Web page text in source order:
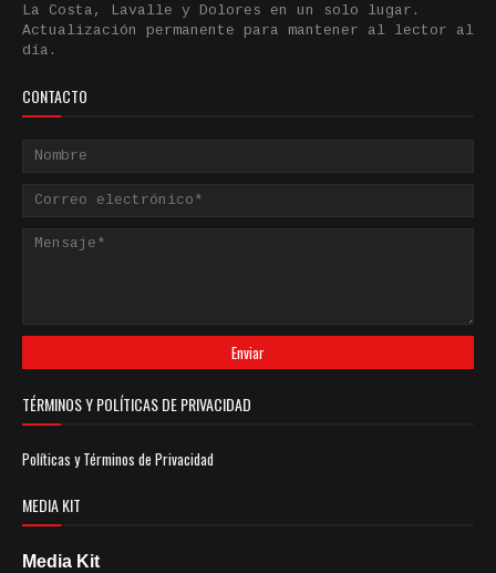
La Costa, Lavalle y Dolores en un solo lugar.
Actualización permanente para mantener al lector al
día.
CONTACTO
TÉRMINOS Y POLÍTICAS DE PRIVACIDAD
Políticas y Términos de Privacidad
MEDIA KIT
Media Kit